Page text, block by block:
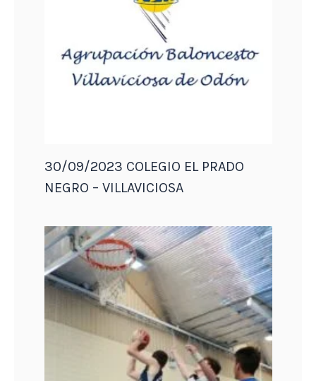
30/09/2023 COLEGIO EL PRADO
NEGRO – VILLAVICIOSA